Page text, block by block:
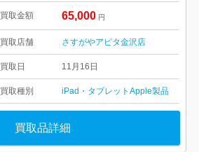
買取金額 65,000 円
買取店舗 さすがやアピタ金沢店
買取日 11月16日
買取種別 iPad・タブレット Apple製品
買取品詳細